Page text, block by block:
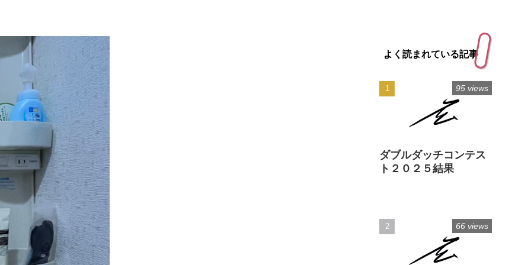
よく読まれている記事
ダブルダッチコンテス
ト２０２５結果
95 views
66 views